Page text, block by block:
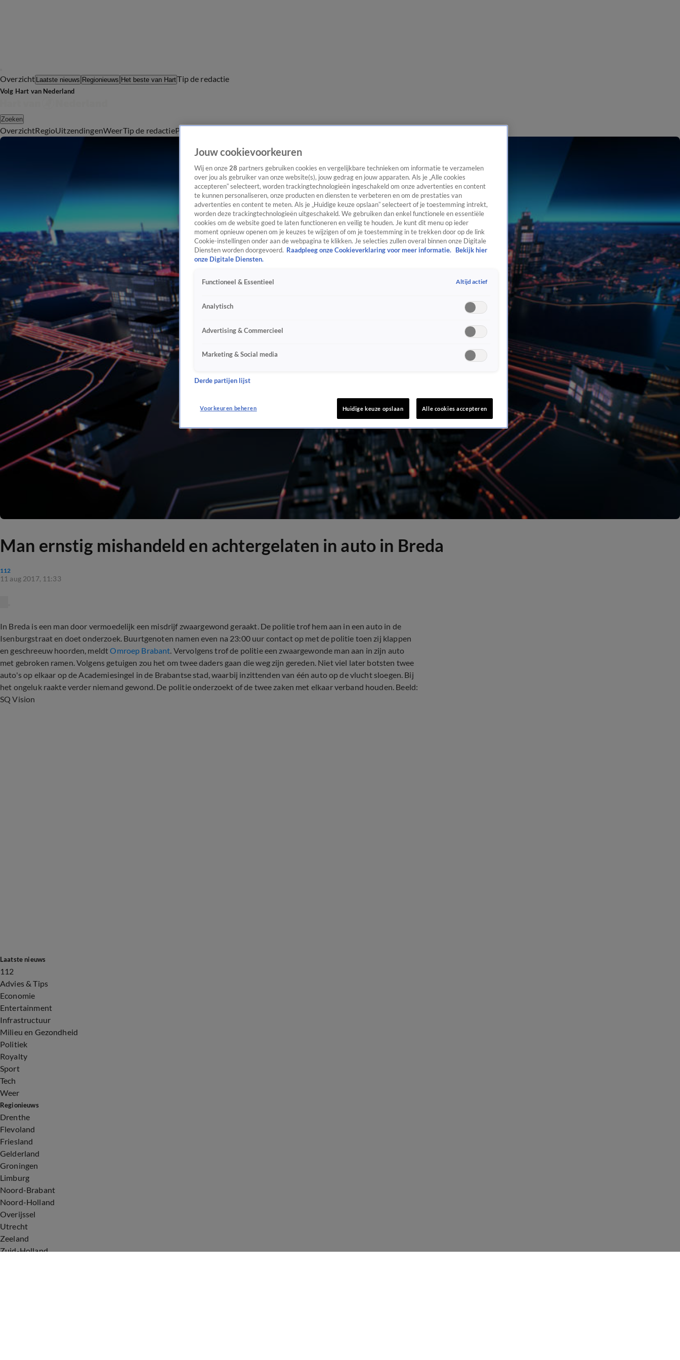
Overzicht Laatste nieuws Regionieuws Het beste van HartTip de redactie
Volg Hart van Nederland
Zoeken
OverzichtRegioUitzendingenWeerTip de redactiePanel
Man ernstig mishandeld en achtergelaten in auto in Breda
112
11 aug 2017, 11:33
In Breda is een man door vermoedelijk een misdrijf zwaargewond geraakt. De politie trof hem aan in een auto in de
Isenburgstraat en doet onderzoek. Buurtgenoten namen even na 23:00 uur contact op met de politie toen zij klappen
en geschreeuw hoorden, meldtOmroep Brabant. Vervolgens trof de politie een zwaargewonde man aan in zijn auto
met gebroken ramen. Volgens getuigen zou het om twee daders gaan die weg zijn gereden. Niet viel later botsten twee
auto's op elkaar op de Academiesingel in de Brabantse stad, waarbij inzittenden van één auto op de vlucht sloegen. Bij
het ongeluk raakte verder niemand gewond. De politie onderzoekt of de twee zaken met elkaar verband houden. Beeld:
SQ Vision
Laatste nieuws
112
Advies & Tips
Economie
Entertainment
Infrastructuur
Milieu en Gezondheid
Politiek
Royalty
Sport
Tech
Weer
Regionieuws
Drenthe
Flevoland
Friesland
Gelderland
Groningen
Limburg
Noord-Brabant
Noord-Holland
Overijssel
Utrecht
Zeeland
Zuid-Holland
Jouw cookievoorkeuren
Wij en onze 28 partners gebruiken cookies en vergelijkbare technieken om informatie te verzamelen
over jou als gebruiker van onze website(s), jouw gedrag en jouw apparaten. Als je „Alle cookies
accepteren” selecteert, worden trackingtechnologieën ingeschakeld om onze advertenties en content
te kunnen personaliseren, onze producten en diensten te verbeteren en om de prestaties van
advertenties en content te meten. Als je „Huidige keuze opslaan” selecteert of je toestemming intrekt,
worden deze trackingtechnologieën uitgeschakeld. We gebruiken dan enkel functionele en essentiële
cookies om de website goed te laten functioneren en veilig te houden. Je kunt dit menu op ieder
moment opnieuw openen om je keuzes te wijzigen of om je toestemming in te trekken door op de link
Cookie-instellingen onder aan de webpagina te klikken. Je selecties zullen overal binnen onze Digitale
Diensten worden doorgevoerd. Raadpleeg onze Cookieverklaring voor meer informatie.
Bekijk hier
onze Digitale Diensten.
Functioneel & Essentieel Altijd actief
Analytisch
Advertising & Commercieel
Marketing & Social media
Derde partijen lijst
Voorkeuren beheren Huidige keuze opslaan Alle cookies accepteren